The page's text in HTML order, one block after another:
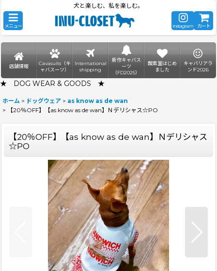
犬と楽しむ、私を楽しむ。
メニュー instagram カート
店舗情報
Cavasuits（キ
ャバスーツ）
International
shipping
新作キャバス
ーツ
（FD2025）
酸素室はじめ
ました
キャバリアラ
ンド2026
★ DOG WEAR & GOODS ★
ホーム > ドッグウェア > as know as de wan
>
【20％OFF】【as know as de wan】Ｎデリシャス☆PO
【20％OFF】【as know as de wan】Ｎデリシャス
☆PO